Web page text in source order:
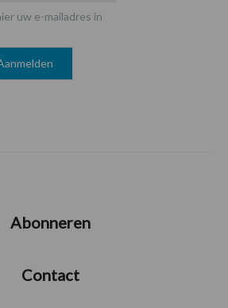
uw e-mailadres in
Abonneren
Contact